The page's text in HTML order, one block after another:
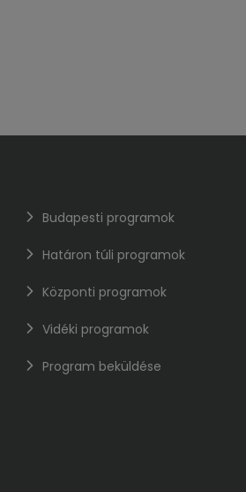
Budapesti programok
Határon túli programok
Központi programok
Vidéki programok
Program beküldése